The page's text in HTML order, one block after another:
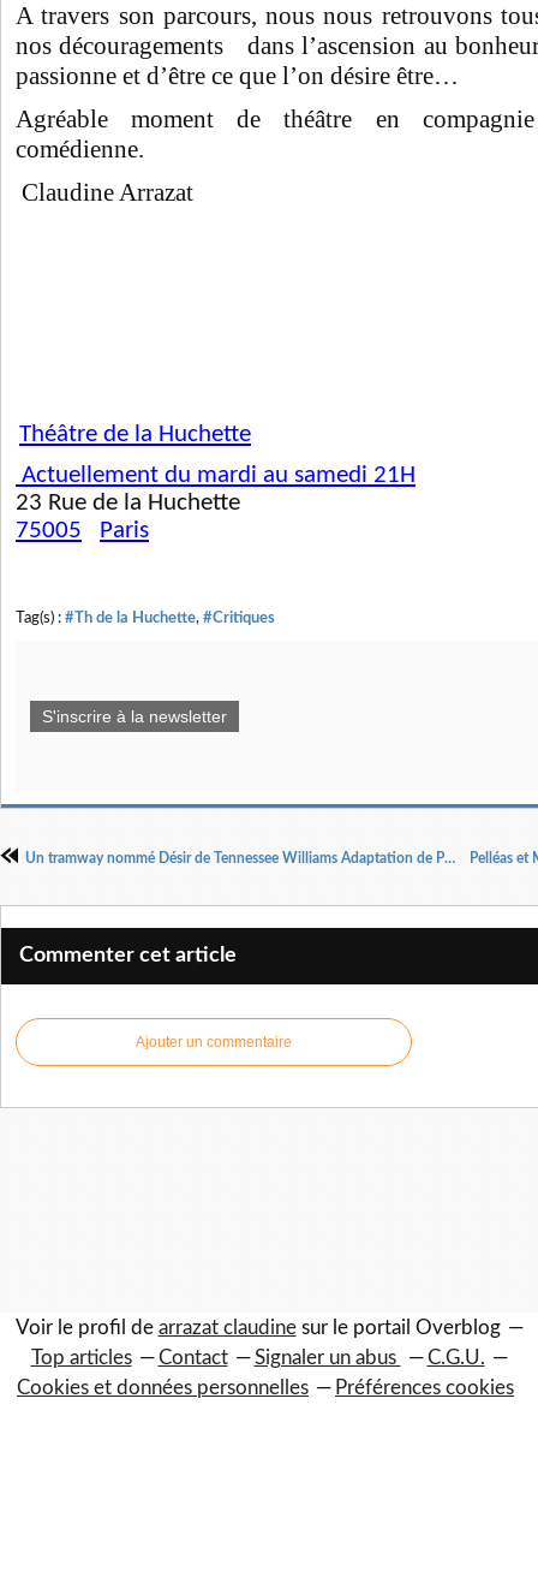
A travers son parcours, nous nous retrouvons
nos découragements dans l’ascension au
passionne et d’être ce que l’on désire être…
Agréable moment de théâtre en compagnie
comédienne.
Claudine Arrazat
Théâtre de la Huchette
Actuellement du mardi au samedi 21H
23 Rue de la Huchette
75005
Paris
Tag(s) : #Th de la Huchette, #Critiques
S'inscrire à la newsletter
Un tramway nommé Désir de Tennessee Williams Adaptation de Pierre Laville Mise en scène de Manuel Olinger
Commenter cet article
Ajouter un commentaire
Voir le profil de arrazat claudinesur le portail Overblog
Top articles
Contact Signaler un abus
C.G.U.
Cookies et données personnelles
Préférences cookies